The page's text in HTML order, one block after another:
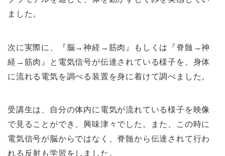
ました。
次に実際に、『脳→神経→筋肉』もしくは『脊髄→神
経→筋肉』と電気信号が伝達されている様子を、身体
に流れる電気を調べる装置を身に着けて調べました。
受講生は、自分の体内に電気が流れている様子を映像
で見ることができ、興味津々でした。また、この時に
電気信号が脳からではなく、脊髄から伝達されて行わ
れる反射も学習をしました。